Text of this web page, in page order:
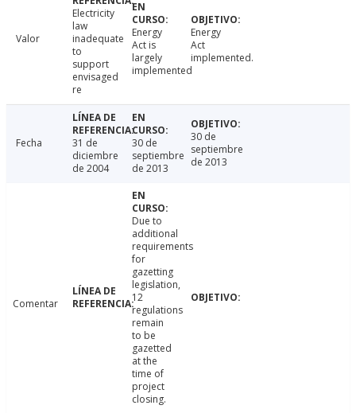
Valor
Electricity
law
inadequate
to
support
envisaged
re
Energy
Act is
largely
implemented
Energy
Act
implemented.
Fecha
31 de
diciembre
de 2004
30 de
septiembre
de 2013
30 de
septiembre
de 2013
Comentar
Due to
additional
requirements
for
gazetting
legislation,
12
regulations
remain
to be
gazetted
at the
time of
project
closing.